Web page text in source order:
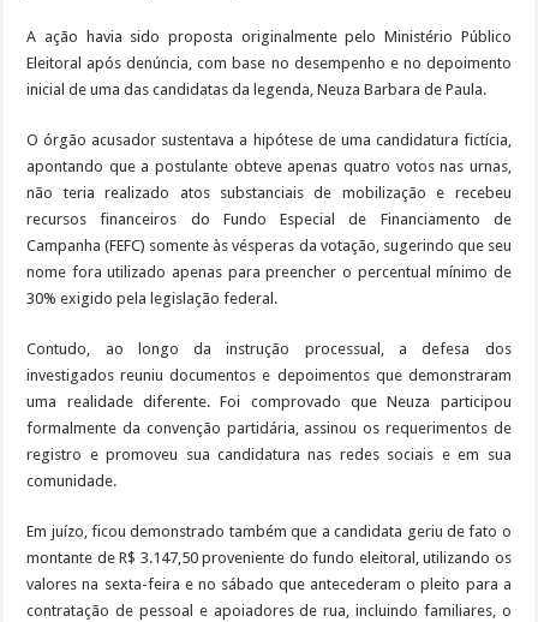
A ação havia sido proposta originalmente pelo Ministério Público
Eleitoral após denúncia, com base no desempenho e no depoimento
inicial de uma das candidatas da legenda, Neuza Barbara de Paula.
O órgão acusador sustentava a hipótese de uma candidatura fictícia,
apontando que a postulante obteve apenas quatro votos nas urnas,
não teria realizado atos substanciais de mobilização e recebeu
recursos financeiros do Fundo Especial de Financiamento de
Campanha (FEFC) somente às vésperas da votação, sugerindo que seu
nome fora utilizado apenas para preencher o percentual mínimo de
30% exigido pela legislação federal.
Contudo, ao longo da instrução processual, a defesa dos
investigados reuniu documentos e depoimentos que demonstraram
uma realidade diferente. Foi comprovado que Neuza participou
formalmente da convenção partidária, assinou os requerimentos de
registro e promoveu sua candidatura nas redes sociais e em sua
comunidade.
Em juízo, ficou demonstrado também que a candidata geriu de fato o
montante de R$ 3.147,50 proveniente do fundo eleitoral, utilizando os
valores na sexta-feira e no sábado que antecederam o pleito para a
contratação de pessoal e apoiadores de rua, incluindo familiares, o